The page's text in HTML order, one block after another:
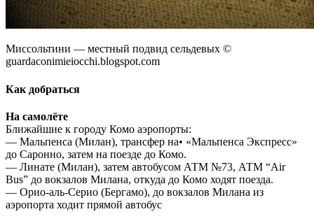
Миссольтини — местный подвид сельдевых ©
guardaconimieiocchi.blogspot.com
Как добраться
На самолёте
Ближайшие к городу Комо аэропорты:
— Мальпенса (Милан), трансфер на• «Мальпенса Экспресс»
до Саронно, затем на поезде до Комо.
— Линате (Милан), затем автобусом АТМ №73, АТМ “Air
Bus” до вокзалов Милана, откуда до Комо ходят поезда.
— Орио-аль-Серио (Бергамо), до вокзалов Милана из
аэропорта ходит прямой автобус